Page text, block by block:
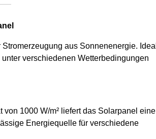
aus Sonnenenergie. Ideal
verschiedenen Wetterbedingungen
1000 W/m² liefert das Solarpanel eine
Energiequelle für verschiedene